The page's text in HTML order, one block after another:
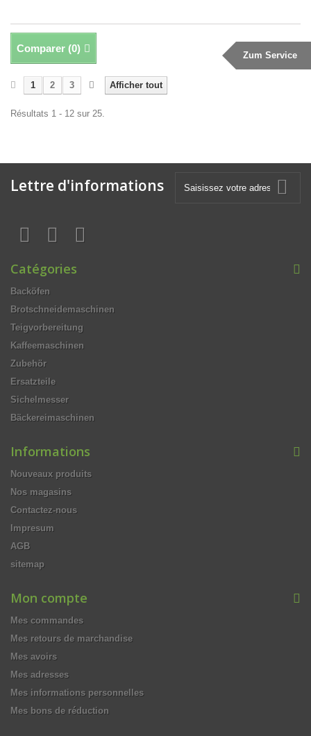
Comparer (0)
Afficher tout
1 2 3
Résultats 1 - 12 sur 25.
Lettre d'informations
Catégories
Backöfen
Brotschneidemaschinen
Teigvorbereitung
Kaffeemaschinen
Zubehör
Ersatzteile
Sichelmesser
Bäckereimaschinen
Informations
Nouveaux produits
Nos magasins
Contactez-nous
Impresum
AGB
sitemap
Mon compte
Mes commandes
Mes retours de marchandise
Mes avoirs
Mes adresses
Mes informations personnelles
Mes bons de réduction
Zum Service